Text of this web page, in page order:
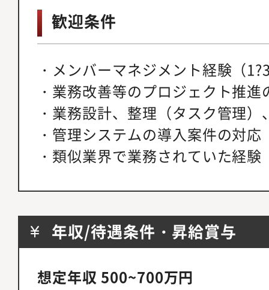
歓迎条件
・メンバーマネジメント経験（
・業務改善等のプロジェクト推進
・業務設計、整理（タスク管理
・管理システムの導入案件の対応
・類似業界で業務されていた経験
年収/待遇条件・昇給賞与
想定年収 500~700万円